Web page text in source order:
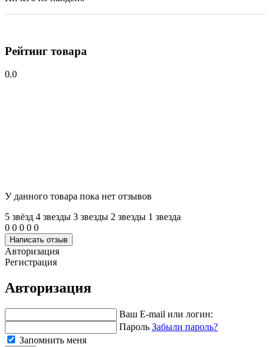
Рейтинг товара
0.0
У данного товара пока нет отзывов
5 звёзд 4 звeзды 3 звeзды 2 звeзды 1 звeзда
0 0 0 0 0
Написать отзыв
Авторизация
Регистрация
Авторизация
Ваш E-mail или логин:
Пароль Забыли пароль?
Запомнить меня